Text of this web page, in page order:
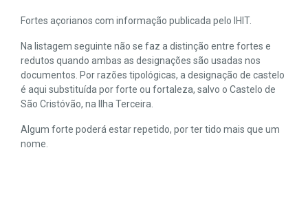
Fortes açorianos com informação publicada pelo IHIT.
Na listagem seguinte não se faz a distinção entre fortes e
redutos quando ambas as designações são usadas nos
documentos. Por razões tipológicas, a designação de castelo
é aqui substituída por forte ou fortaleza, salvo o Castelo de
São Cristóvão, na Ilha Terceira.
Algum forte poderá estar repetido, por ter tido mais que um
nome.